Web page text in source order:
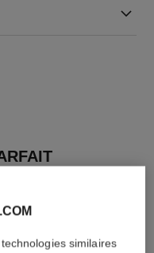
similaires